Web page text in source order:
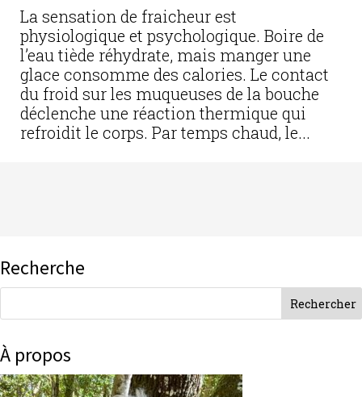
La sensation de fraicheur est
physiologique et psychologique. Boire de
l’eau tiède réhydrate, mais manger une
glace consomme des calories. Le contact
du froid sur les muqueuses de la bouche
déclenche une réaction thermique qui
refroidit le corps. Par temps chaud, le...
Recherche
À propos